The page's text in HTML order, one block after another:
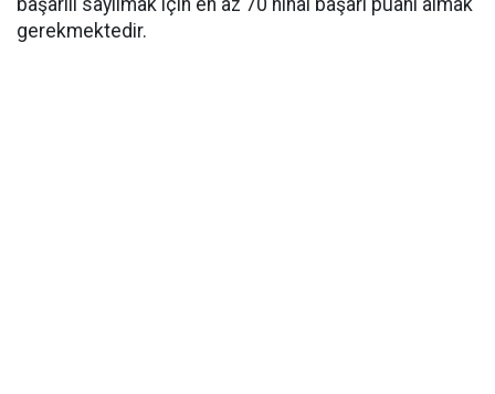
başarılı sayılmak için en az 70 nihai başarı puanı almak
gerekmektedir.